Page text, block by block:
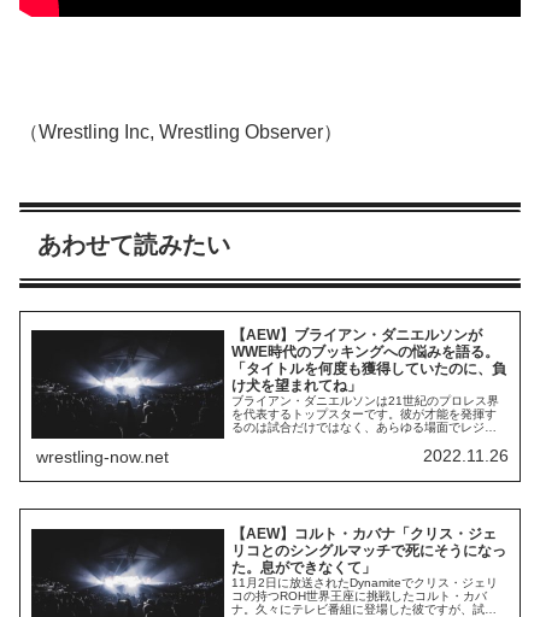
（Wrestling Inc, Wrestling Observer）
あわせて読みたい
【AEW】ブライアン・ダニエルソンが
WWE時代のブッキングへの悩みを語る。
「タイトルを何度も獲得していたのに、負
け犬を望まれてね」
ブライアン・ダニエルソンは21世紀のプロレス界
を代表するトップスターです。彼が才能を発揮す
るのは試合だけではなく、あらゆる場面でレジェ
以降はWWEのバックステージでもクリエイティブ
かし、プロレスはあらゆる立場に置かれることを
wrestling-now.net 2022.11.26
【AEW】コルト・カバナ「クリス・ジェ
リコとのシングルマッチで死にそうになっ
た。息ができなくて」
11月2日に放送されたDynamiteでクリス・ジェリ
コの持つROH世界王座に挑戦したコルト・カバ
ナ。久々にテレビ番組に登場した彼ですが、試合